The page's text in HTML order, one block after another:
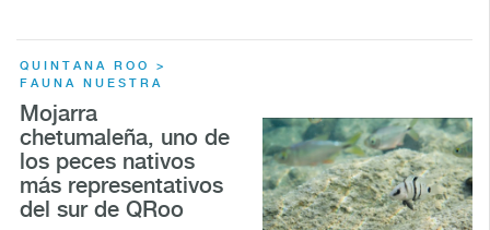
QUINTANA ROO >
FAUNA NUESTRA
Mojarra
chetumaleña, uno de
los peces nativos
más representativos
del sur de QRoo